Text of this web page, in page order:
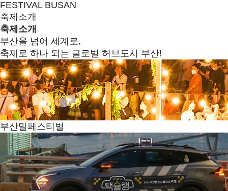
FESTIVAL BUSAN
축제소개
축제소개
부산을 넘어 세계로,
축제로 하나 되는 글로벌 허브도시 부산!
부산밀페스티벌